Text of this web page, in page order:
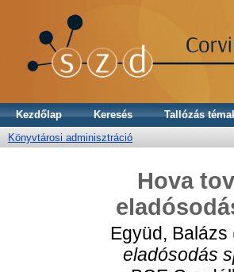
Kezdőlap Keresés Tallózás
Könyvtárosi adminisztráció
Hova
Együd, Balázs
eladósodás